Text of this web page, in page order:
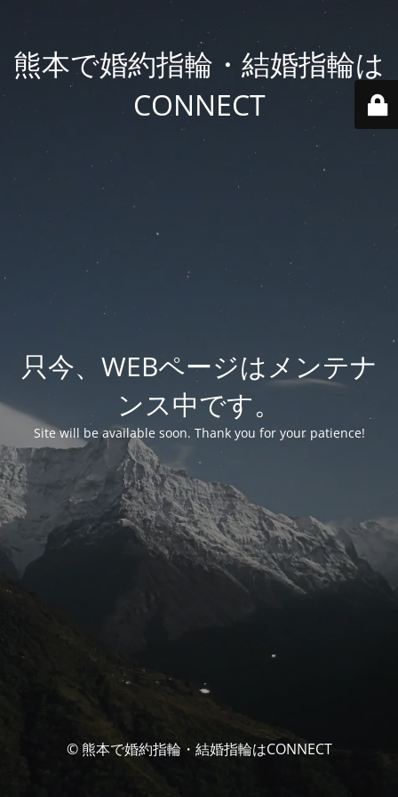
熊本で婚約指輪・結婚指輪は
CONNECT
只今、WEBページはメンテナ
ンス中です。
Site will be available soon. Thank you for your patience!
© 熊本で婚約指輪・結婚指輪はCONNECT